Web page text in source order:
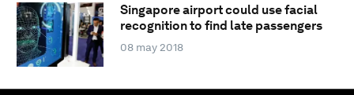
Singapore airport could use facial
recognition to find late passengers
08 may 2018